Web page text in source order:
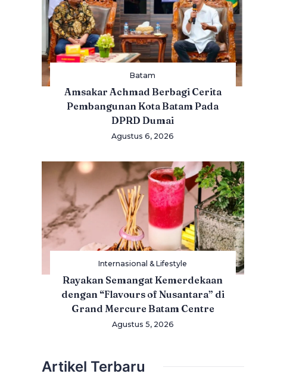
Batam
Amsakar Achmad Berbagi Cerita
Pembangunan Kota Batam Pada
DPRD Dumai
Agustus 6, 2026
Internasional & Lifestyle
Rayakan Semangat Kemerdekaan
dengan “Flavours of Nusantara” di
Grand Mercure Batam Centre
Agustus 5, 2026
Artikel Terbaru